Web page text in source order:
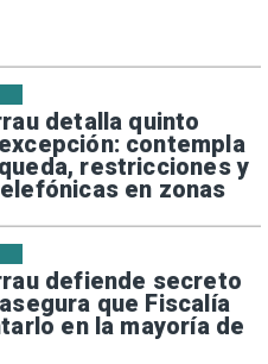
detalla quinto
contempla
restricciones y
en zonas
defiende secreto
que Fiscalía
en la mayoría de